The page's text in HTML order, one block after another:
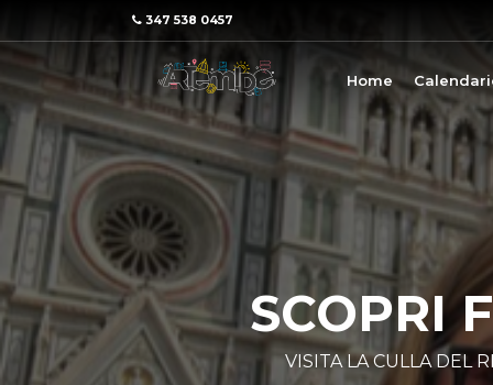
347 538 0457
Home
SCOPRI
VISITA LA CULLA DEL